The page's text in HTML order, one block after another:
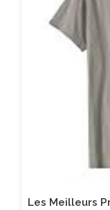
Les Meilleurs